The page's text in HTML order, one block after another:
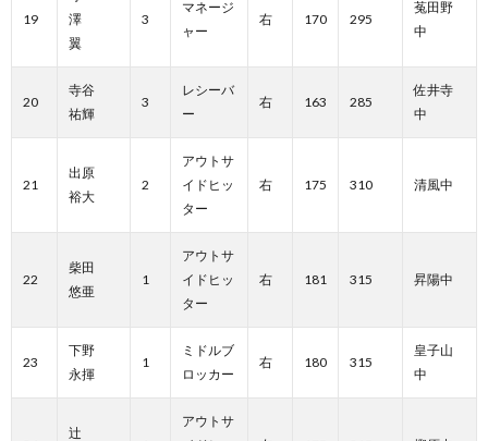
19
澤
翼
3
マネージ
ャー
右 170 295
菟田野
中
20
寺谷
祐輝
3
レシーバ
ー
右 163 285
佐井寺
中
21
出原
裕大
2
アウトサ
イドヒッ
ター
右 175 310 清風中
22
柴田
悠亜
1
アウトサ
イドヒッ
ター
右 181 315 昇陽中
23
下野
永揮
1
ミドルブ
ロッカー
右 180 315
皇子山
中
辻
アウトサ